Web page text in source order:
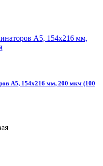
А5, 154х216 мм, 200 мкм (100